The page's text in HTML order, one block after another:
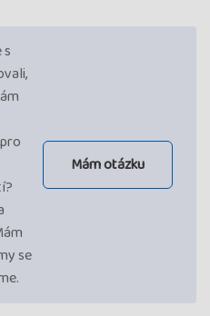
se
Mám otázku